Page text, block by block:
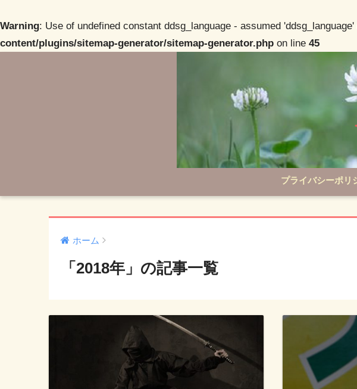
Warning: Use of undefined constant ddsg_language - assumed
content/plugins/sitemap-generator/sitemap-generator.php on line 45
プライバシーポリ
ホーム
「2018年」の記事一覧